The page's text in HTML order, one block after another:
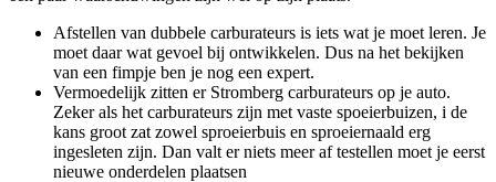
Afstellen van dubbele carburateurs is iets wat je moet leren. Je
moet daar wat gevoel bij ontwikkelen. Dus na het bekijken
van een fimpje ben je nog een expert.
Vermoedelijk zitten er Stromberg carburateurs op je auto.
Zeker als het carburateurs zijn met vaste spoeierbuizen, i de
kans groot zat zowel sproeierbuis en sproeiernaald erg
ingesleten zijn. Dan valt er niets meer af testellen moet je eerst
nieuwe onderdelen plaatsen